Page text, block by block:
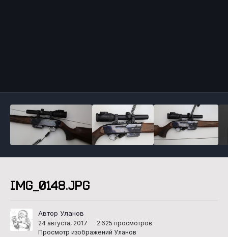
IMG_0148.JPG
Автор Уланов
24 августа, 2017
2 625 просмотров
Просмотр изображений Уланов